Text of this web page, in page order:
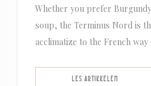
Whether you prefer
soup, the Terminus Nord is
acclimatize to the French way
LES ARTIKKELEN